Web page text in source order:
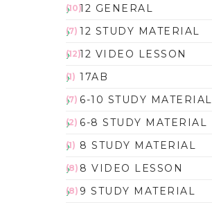
12 GENERAL
(10)
12 STUDY MATERIAL
(7)
12 VIDEO LESSON
(12)
17AB
(1)
6-10 STUDY MATERIAL
(7)
6-8 STUDY MATERIAL
(2)
8 STUDY MATERIAL
(1)
8 VIDEO LESSON
(8)
9 STUDY MATERIAL
(8)